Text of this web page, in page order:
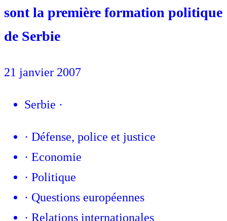
sont la première formation politique
de Serbie
21 janvier 2007
Serbie ·
· Défense, police et justice
· Economie
· Politique
· Questions européennes
· Relations internationales